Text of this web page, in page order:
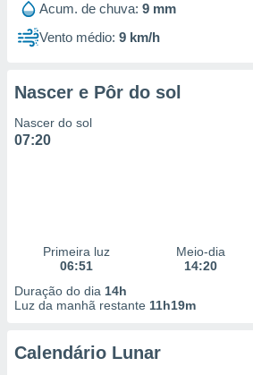
Acum. de chuva: 9 mm
Vento médio: 9 km/h
Nascer e Pôr do sol
Nascer do sol
07:20
Primeira luz
06:51
Meio-dia
14:20
Duração do dia 14h
Luz da manhã restante 11h19m
Calendário Lunar